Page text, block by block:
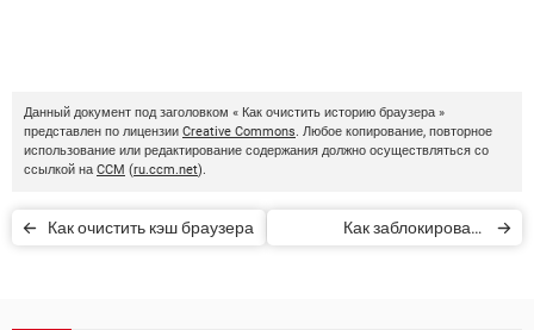
Данный документ под заголовком « Как очистить историю браузера »
представлен по лицензии Creative Commons. Любое копирование, повторное
использование или редактирование содержания должно осуществляться со
ссылкой на CCM (ru.ccm.net).
Как очистить кэш браузера
Как заблокировать